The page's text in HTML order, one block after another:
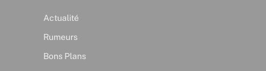
Actualité
Rumeurs
Bons Plans